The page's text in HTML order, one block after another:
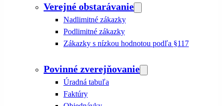
Verejné obstarávanie
Nadlimitné zákazky
Podlimitné zákazky
Zákazky s nízkou hodnotou podľa §117
Povinné zverejňovanie
Úradná tabuľa
Faktúry